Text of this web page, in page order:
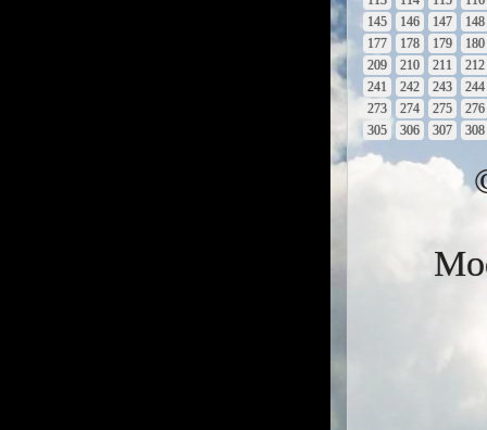
145
146 147
148
177
178 179
180
209
210 211
212
241
242 243
244
273
274 275
276
305
306 307 308